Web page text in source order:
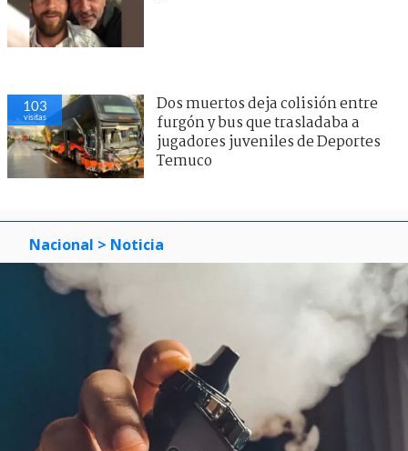
103
visitas
Dos muertos deja colisión entre
furgón y bus que trasladaba a
jugadores juveniles de Deportes
Temuco
Nacional > Noticia